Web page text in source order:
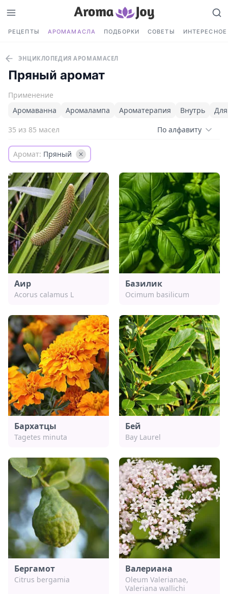
РЕЦЕПТЫ АРОМАМАСЛА ПОДБОРКИ СОВЕТЫ ИНТЕРЕСНОЕ
ЭНЦИКЛОПЕДИЯ АРОМАМАСЕЛ
Пряный аромат
Применение
Аромаванна
Аромалампа Ароматерапия Внутрь
35 из 85 масел
По алфавиту
Аромат: Пряный
Аир
Acorus calamus L
Базилик
Ocimum basilicum
Бархатцы
Tagetes minuta
Бей
Bay Laurel
Бергамот
Citrus bergamia
Валериана
Oleum Valerianae,
Valeriana wallichi